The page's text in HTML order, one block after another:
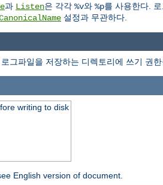
과 Listen은 각각 %v와 %p를 사용한다.
설정과 무관하다.
그파일을 저장하는 디렉토리에 쓰기 권
writing to disk
English version of document.